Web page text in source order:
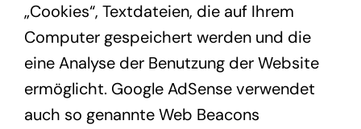
„Cookies“, Textdateien, die auf Ihrem
Computer gespeichert werden und die
eine Analyse der Benutzung der Website
ermöglicht. Google AdSense verwendet
auch so genannte Web Beacons